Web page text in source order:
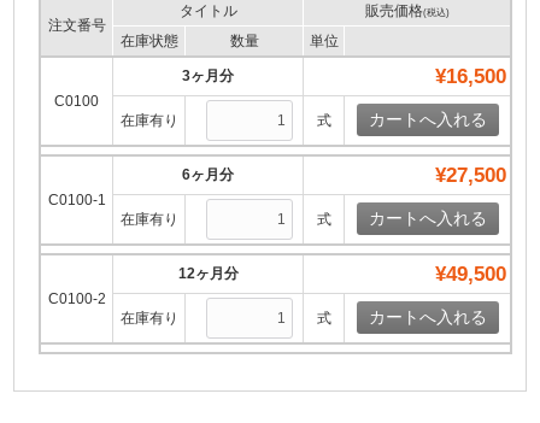
注文番号
タイトル 販売価格(税込)
在庫状態 数量 単位
C0100
3ヶ月分 ¥16,500
在庫有り 式
C0100-1
6ヶ月分 ¥27,500
在庫有り 式
C0100-2
12ヶ月分 ¥49,500
在庫有り 式